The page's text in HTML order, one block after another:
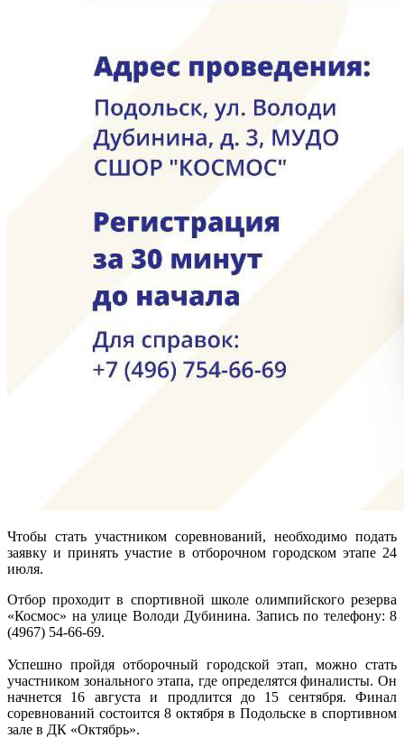
Чтобы стать участником соревнований, необходимо подать
заявку и принять участие в отборочном городском этапе 24
июля.
Отбор проходит в спортивной школе олимпийского резерва
«Космос» на улице Володи Дубинина. Запись по телефону: 8
(4967) 54-66-69.
Успешно пройдя отборочный городской этап, можно стать
участником зонального этапа, где определятся финалисты. Он
начнется 16 августа и продлится до 15 сентября. Финал
соревнований состоится 8 октября в Подольске в спортивном
зале в ДК «Октябрь».